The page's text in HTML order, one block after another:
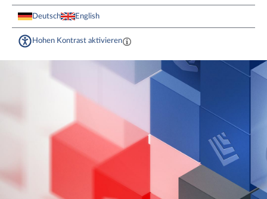
Deutsch English
Hohen Kontrast aktivieren